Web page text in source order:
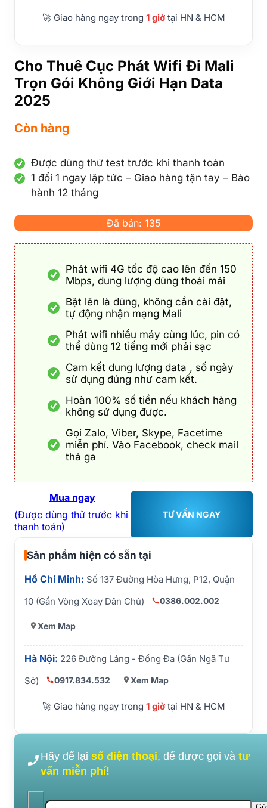
🚀 Giao hàng ngay trong 1 giờtại HN & HCM
Cho Thuê Cục Phát Wifi Đi Mali
Trọn Gói Không Giới Hạn Data
2025
Còn hàng
Được dùng thử test trước khi thanh toán
1 đổi 1 ngay lập tức – Giao hàng tận tay – Bảo
hành 12 tháng
Đã bán: 135
Phát wifi 4G tốc độ cao lên đến 150
Mbps, dung lượng dùng thoải mái
Bật lên là dùng, không cần cài đặt,
tự động nhận mạng Mali
Phát wifi nhiều máy cùng lúc, pin có
thể dùng 12 tiếng mới phải sạc
Cam kết dung lượng data , số ngày
sử dụng đúng như cam kết.
Hoàn 100% số tiền nếu khách hàng
không sử dụng được.
Gọi Zalo, Viber, Skype, Facetime
miễn phí. Vào Facebook, check mail
thả ga
Mua ngay
(Được dùng thử trước khi
thanh toán)
TƯ VẤN NGAY
Sản phẩm hiện có sẵn tại
Hồ Chí Minh: Số 137 Đường Hòa Hưng, P12, Quận
10 (Gần Vòng Xoay Dân Chủ)
0386.002.002
Xem Map
Hà Nội: 226 Đường Láng - Đống Đa (Gần Ngã Tư
Sở)
0917.834.532 Xem Map
🚀 Giao hàng ngay trong 1 giờtại HN & HCM
Hãy để lại số điện thoại, để được gọi và tư
vấn miễn phí!